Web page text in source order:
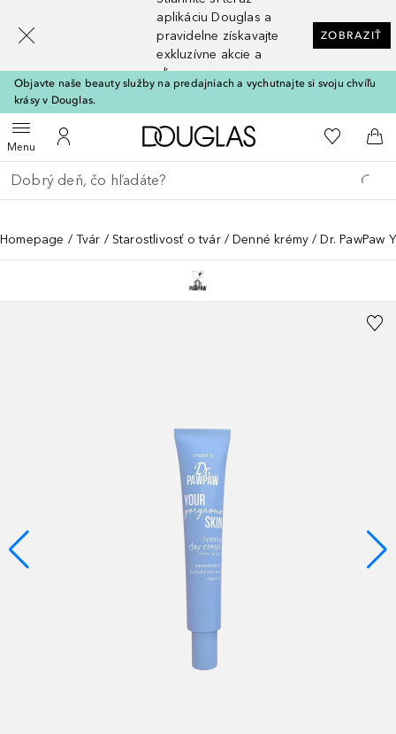
aplikáciu Douglas a
pravidelne získavajte
exkluzívne akcie a
zľavy
ZOBRAZIŤ
Objavte naše beauty služby na predajniach a vychutnajte si svoju chvíľu
krásy v Douglas.
MenuOtvoriť menuDo môjho účtu
Domov Do môjho
Do
Choď späť
Vykonajte vyhľadávanie
Homepage Tvár Starostlivosť o tvár Denné krémy Dr. PawPaw
[navigation.slideout.screenreader]